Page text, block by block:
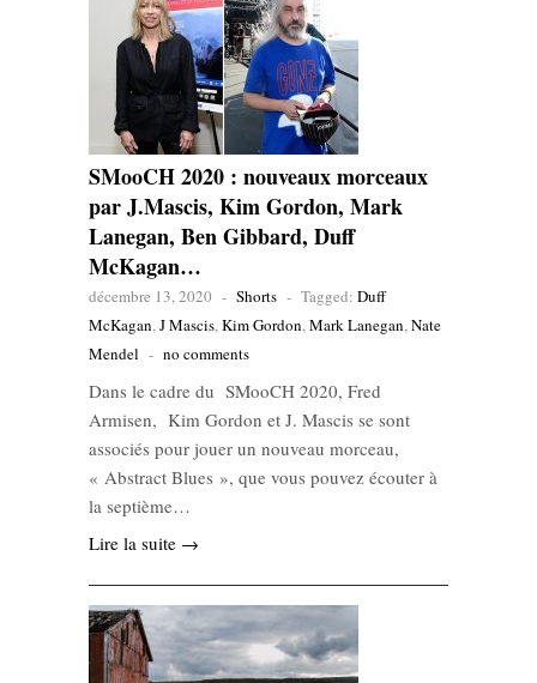
SMooCH 2020 : nouveaux morceaux
par J.Mascis, Kim Gordon, Mark
Lanegan, Ben Gibbard, Duff
McKagan…
décembre 13, 2020 - Shorts - Tagged: Duff
McKagan,J Mascis,Kim Gordon,Mark Lanegan,Nate
Mendel - no comments
Dans le cadre du SMooCH 2020, Fred
Armisen, Kim Gordon et J. Mascis se sont
associés pour jouer un nouveau morceau,
« Abstract Blues », que vous pouvez écouter à
la septième…
Lire la suite →